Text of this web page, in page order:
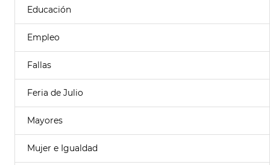
Educación
Empleo
Fallas
Feria de Julio
Mayores
Mujer e Igualdad